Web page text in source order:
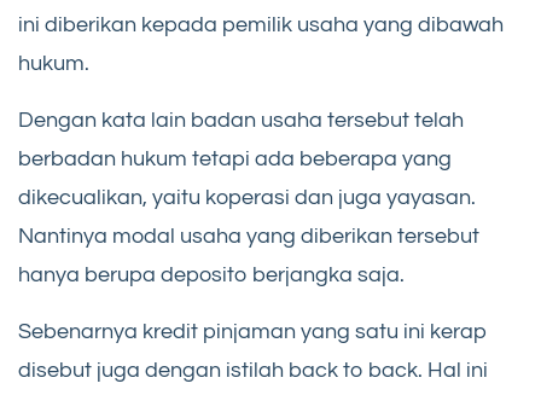
ini diberikan kepada pemilik usaha yang dibawah
hukum.
Dengan kata lain badan usaha tersebut telah
berbadan hukum tetapi ada beberapa yang
dikecualikan, yaitu koperasi dan juga yayasan.
Nantinya modal usaha yang diberikan tersebut
hanya berupa deposito berjangka saja.
Sebenarnya kredit pinjaman yang satu ini kerap
disebut juga dengan istilah back to back. Hal ini